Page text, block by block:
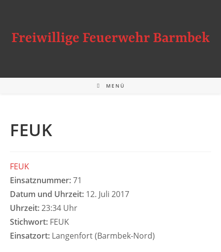
springen
Freiwillige Feuerwehr Barmbek
MENÜ
FEUK
FEUK
Einsatznummer:71
Datum und Uhrzeit: 12. Juli 2017
Uhrzeit:23:34 Uhr
Stichwort: FEUK
Einsatzort: Langenfort (Barmbek-Nord)